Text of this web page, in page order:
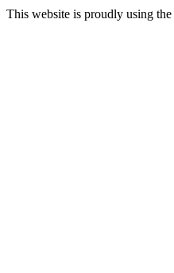
This website is proudly using the